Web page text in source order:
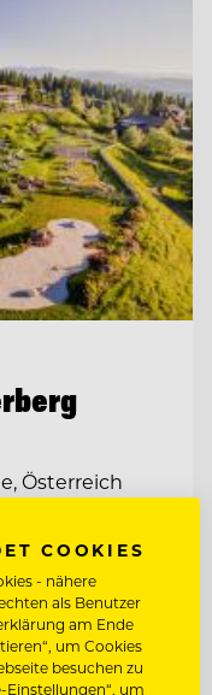
Österreich
IM
COOKIES
- nähere
als Benutzer
am Ende
um Cookies
besuchen zu
Einstellungen“, um